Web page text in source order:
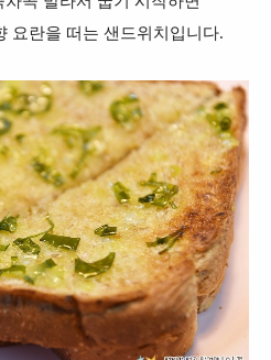
요란을 떠는 샌드위치입니다.